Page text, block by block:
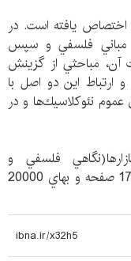
يافته است. در
مباني فلسفي و سپس
مباحثي از گزينش
اين دو اصل با
نئوكلاسيك‌ها و در
فلسفي و
روش‌شناختي)» با شمارگان 1000 نسخه، 173 صفحه و بهاي 20000